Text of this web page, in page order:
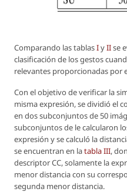
Comparando las tablasIyIIse
clasificación de los gestos
relevantes proporcionadas por
Con el objetivo de verificar la
misma expresión, se dividió el
en dos subconjuntos de 50
subconjuntos de le calcularon
expresión y se calculó la
se encuentran en latabla III,
descriptor CC, solamente la
menor distancia con su
segunda menor distancia.